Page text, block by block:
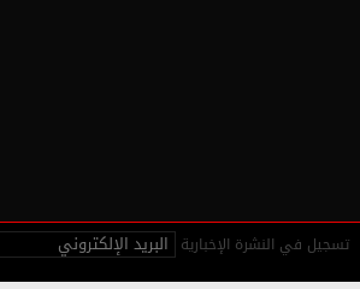
تسجيل في النشرة الإخبارية